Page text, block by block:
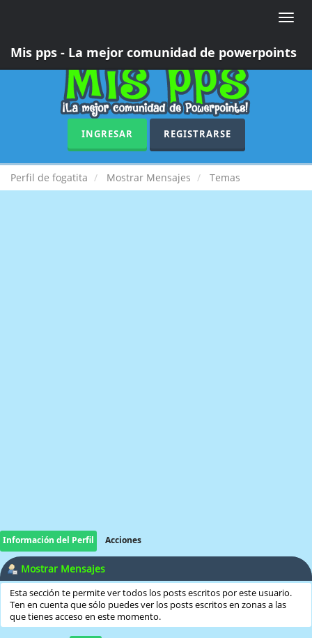
Toggle
Mis pps - La mejor comunidad de powerpoints
INGRESAR REGISTRARSE
Perfil de fogatita Mostrar Mensajes Temas
Información del Perfil Acciones
Mostrar Mensajes
Esta sección te permite ver todos los posts escritos por este usuario.
Ten en cuenta que sólo puedes ver los posts escritos en zonas a las
que tienes acceso en este momento.